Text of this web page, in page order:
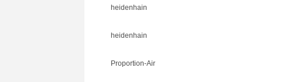
heidenhain
heidenhain
Proportion-Air